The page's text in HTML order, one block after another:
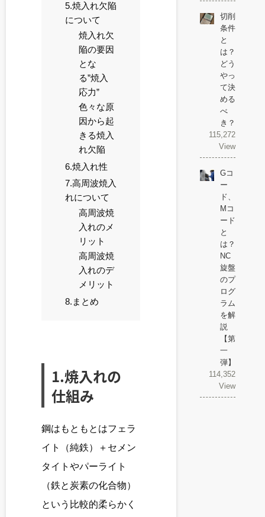
5.焼入れ欠陥
について
焼入れ欠
陥の要因
とな
る”焼入
応力”
色々な原
因から起
きる焼入
れ欠陥
6.焼入れ性
7.高周波焼入
れについて
高周波焼
入れのメ
リット
高周波焼
入れのデ
メリット
8.まとめ
1.焼入れの
仕組み
鋼はもともとはフェラ
イト（純鉄）＋セメン
タイトやパーライト
（鉄と炭素の化合物）
という比較的柔らかく
切削
条件
と
は？
どう
やっ
て決
める
べ
き？
115,272
View
Gコ
ー
ド、
Mコ
ード
と
は？
NC
旋盤
のプ
ログ
ラム
を解
説
【第
一
弾】
114,352
View